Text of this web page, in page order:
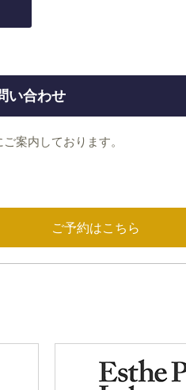
い合わせ
案内しております。
ご予約はこちら